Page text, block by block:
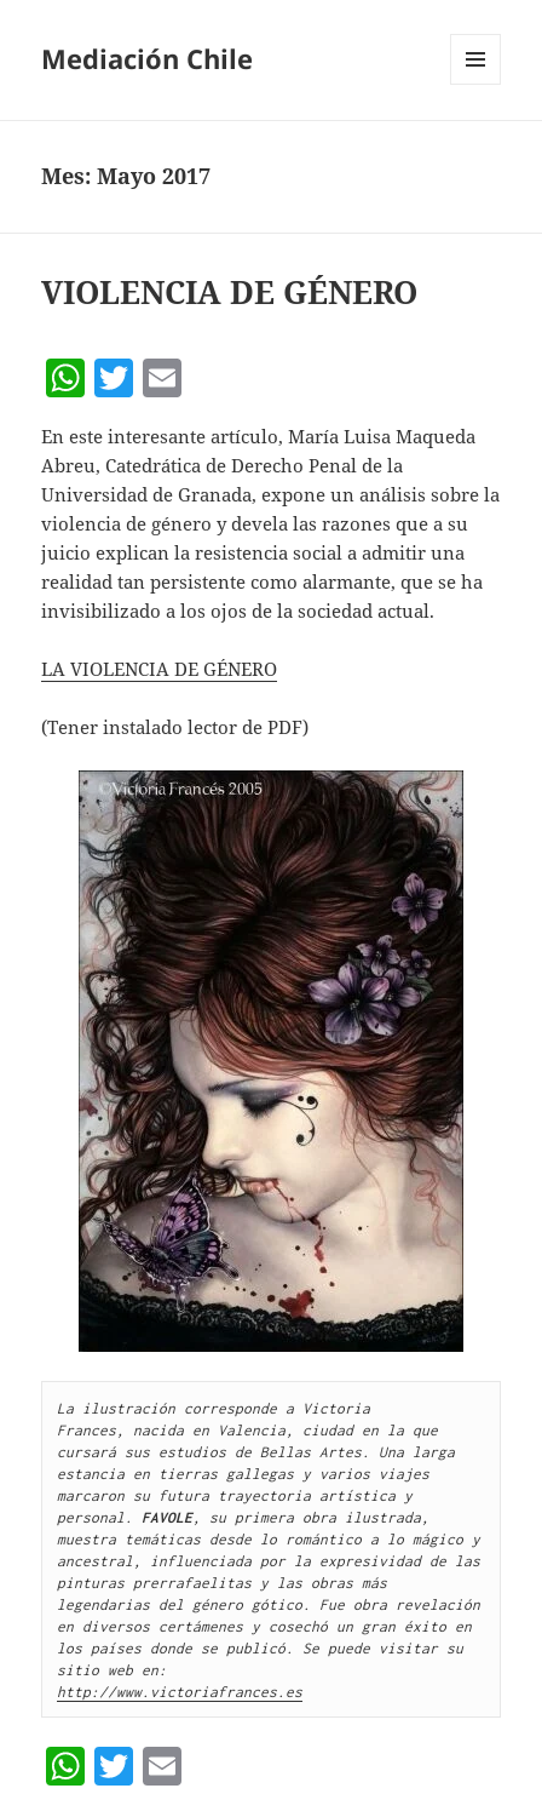
Mediación Chile
Mes:Mayo 2017
VIOLENCIA DE GÉNERO
W
h
at
s
A
p
p
T
itt
er
ai
l
En este interesante artículo, María Luisa Maqueda
Abreu, Catedrática de Derecho Penal de la
Universidad de Granada, expone un análisis sobre la
violencia de género y devela las razones que a su
juicio explican la resistencia social a admitir una
realidad tan persistente como alarmante, que se ha
invisibilizado a los ojos de la sociedad actual.
LA VIOLENCIA DE GÉNERO
(Tener instalado lector de PDF)
La ilustración corresponde a Victoria
Frances, nacida en Valencia, ciudad en la que
cursará sus estudios de Bellas Artes. Una larga
estancia en tierras gallegas y varios viajes
marcaron su futura trayectoria artística y
personal. FAVOLE, su primera obra ilustrada,
muestra temáticas desde lo romántico a lo mágico y
ancestral, influenciada por la expresividad de las
pinturas prerrafaelitas y las obras más
legendarias del género gótico. Fue obra revelación
en diversos certámenes y cosechó un gran éxito en
los países donde se publicó. Se puede visitar su
http://www.victoriafrances.es
W T